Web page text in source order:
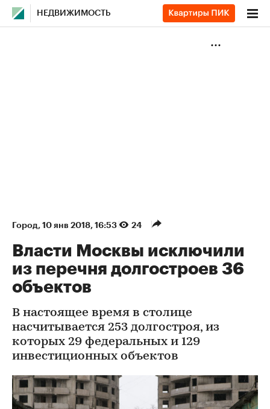
НЕДВИЖИМОСТЬ
Город⁠, 10 янв 2018, 16:53 24
Власти Москвы исключили
из перечня долгостроев 36
объектов
В настоящее время в столице
насчитывается 253 долгостроя, из
которых 29 федеральных и 129
инвестиционных объектов